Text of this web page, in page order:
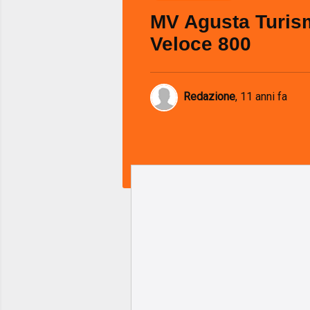
MV Agusta
Veloce 800
Redazione, 11 anni fa